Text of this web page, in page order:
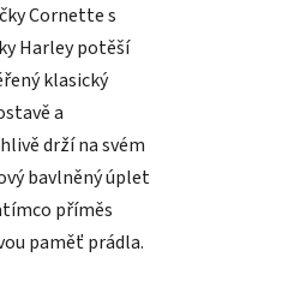
Cornette s
Harley potěší
klasický
a
drží na svém
bavlněný úplet
příměs
paměť prádla.